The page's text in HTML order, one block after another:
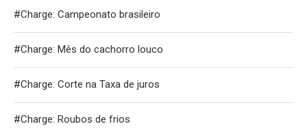
#Charge: Campeonato brasileiro
#Charge: Mês do cachorro louco
#Charge: Corte na Taxa de juros
#Charge: Roubos de frios